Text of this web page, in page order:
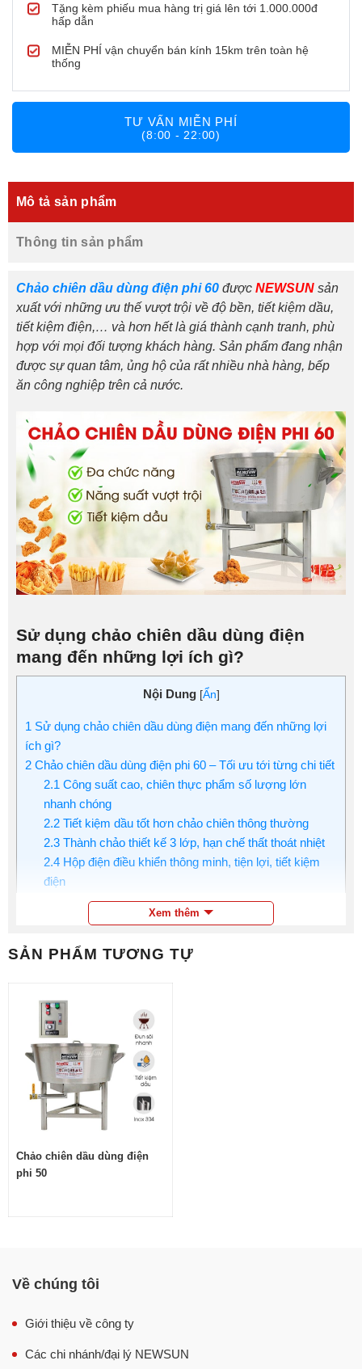
Tặng kèm phiếu mua hàng trị giá lên tới 1.000.000đ
hấp dẫn
MIỄN PHÍ vận chuyển bán kính 15km trên toàn hệ
thống
TƯ VẤN MIỄN PHÍ
(8:00 - 22:00)
Mô tả sản phẩm
Thông tin sản phẩm
Chảo chiên dầu dùng điện phi 60 được NEWSUN sản
xuất với những ưu thế vượt trội về độ bền, tiết kiệm dầu,
tiết kiệm điện,… và hơn hết là giá thành cạnh tranh, phù
hợp với mọi đối tượng khách hàng. Sản phẩm đang nhận
được sự quan tâm, ủng hộ của rất nhiều nhà hàng, bếp
ăn công nghiệp trên cả nước.
Sử dụng chảo chiên dầu dùng điện
mang đến những lợi ích gì?
Nội Dung [Ẩn]
1 Sử dụng chảo chiên dầu dùng điện mang đến những lợi
ích gì?
2 Chảo chiên dầu dùng điện phi 60 – Tối ưu tới từng chi tiết
2.1 Công suất cao, chiên thực phẩm số lượng lớn
nhanh chóng
2.2Tiết kiệm dầu tốt hơn chảo chiên thông thường
2.3Thành chảo thiết kế 3 lớp, hạn chế thất thoát nhiệt
2.4Hộp điện điều khiển thông minh, tiện lợi, tiết kiệm
điện
Chất liệu 100% inox 304 siêu bền
Mua chảo chiên dầu bằng điện phi 60 NEWSUN chính
Là một sản phẩm hoàn toàn mới thuộc dòng thiết bị chiên
nhúng, chảo chiên dầu dùng điện phi 60 được nghiên
cứu và chế tạo tỉ mỉ giúp khắc phục tất cả hạn chế như
tốn dầu, nhiệt lên kém, đồ ăn chín không đều,… còn tồn
tại ở chảo chiên thông thường, mang lại cho người dùng
giải pháp chiên hiện đại với nhiều lợi ích vô cùng ấn
tượng.
cả nhu cầu chế biến ở nhà hàng, bếp ăn công nghiệp, cơ
Xem thêm
SẢN PHẨM TƯƠNG TỰ
Chảo chiên dầu dùng điện
phi 50
Về chúng tôi
Giới thiệu về công ty
Các chi nhánh/đại lý NEWSUN